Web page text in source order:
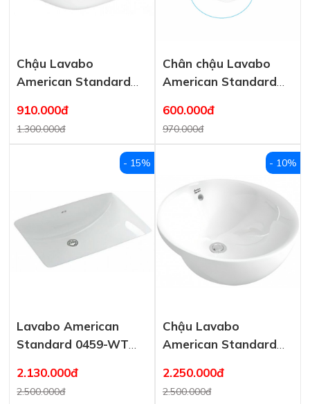
Chậu Lavabo
American Standard
910.000đ
1.300.000đ
Chân chậu Lavabo
American Standard
600.000đ
970.000đ
Lavabo American
Standard 0459-WT
2.130.000đ
2.500.000đ
- 15%
Chậu Lavabo
American Standard
2.250.000đ
2.500.000đ
- 10%